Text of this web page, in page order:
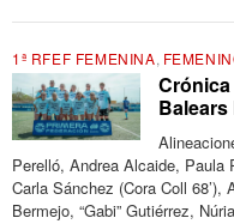
1ª RFEF FEMENINA,
Crónica
Balears
Perelló, Andrea Alcaide, Paula
Carla Sánchez (Cora Coll 68’),
Bermejo, “Gabi” Gutiérrez,